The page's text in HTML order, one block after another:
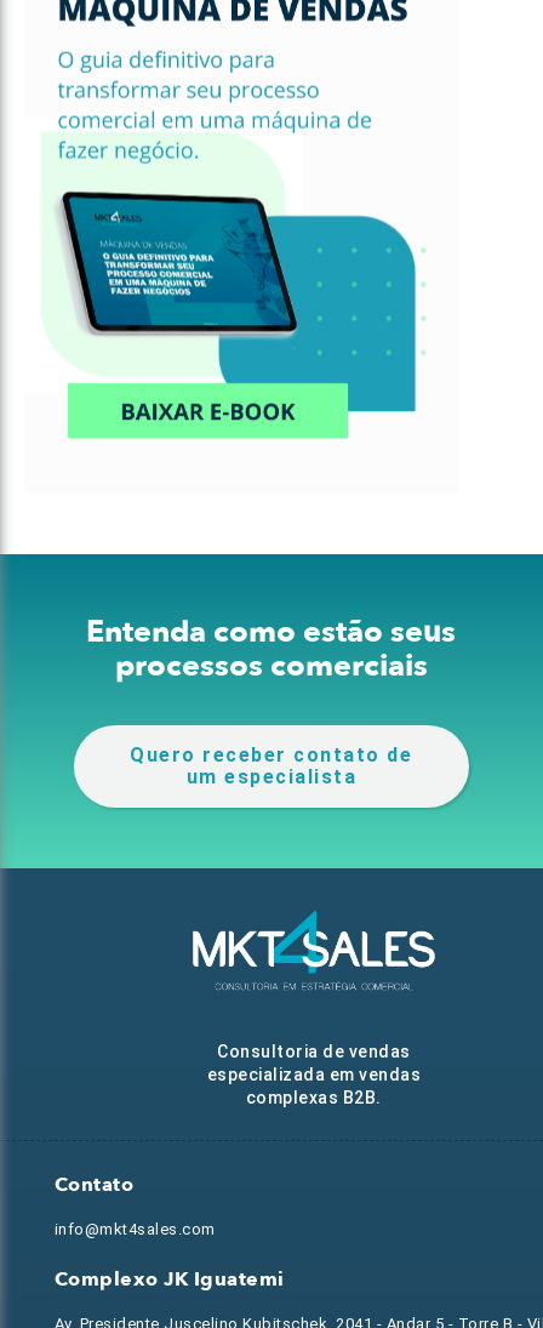
Entenda como estão seus
processos comerciais
Quero receber contato de
um especialista
Consultoria de vendas
especializada em vendas
complexas B2B.
Contato
info@mkt4sales.com
Complexo JK Iguatemi
Av. Presidente Juscelino Kubitschek, 2041 - Andar 5 - Torre B -